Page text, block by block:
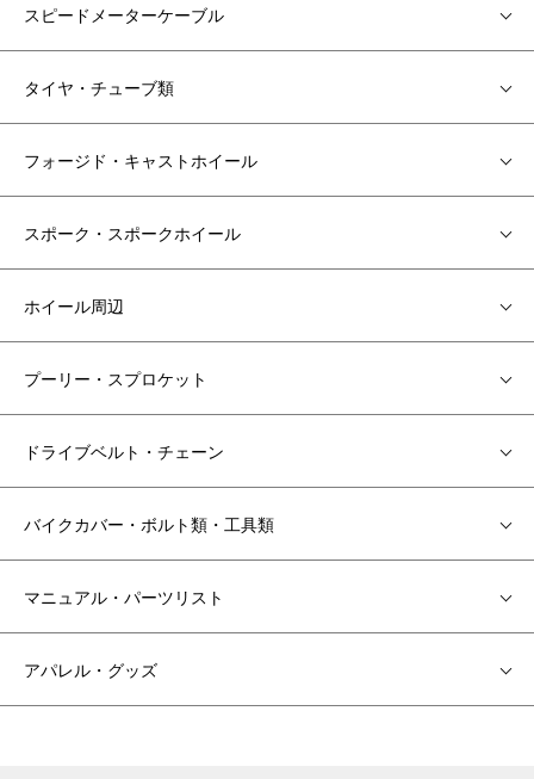
スピードメーターケーブル
タイヤ・チューブ類
フォージド・キャストホイール
スポーク・スポークホイール
ホイール周辺
プーリー・スプロケット
ドライブベルト・チェーン
バイクカバー・ボルト類・工具類
マニュアル・パーツリスト
アパレル・グッズ